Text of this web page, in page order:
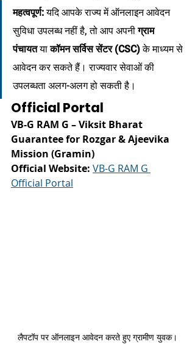
महत्वपूर्ण: यदि आपके राज्य में ऑनलाइन आवेदन
सुविधा उपलब्ध नहीं है, तो आप अपनी ग्राम
पंचायत या कॉमन सर्विस सेंटर (CSC) के माध्यम से
आवेदन कर सकते हैं। राज्यवार सेवाओं की
उपलब्धता अलग-अलग हो सकती है।
Official Portal
VB-G RAM G – Viksit Bharat
Guarantee for Rozgar & Ajeevika
Mission (Gramin)
Official Website: VB-G RAM G
Official Portal
लैपटॉप पर ऑनलाइन आवेदन करते हुए ग्रामीण युवक।